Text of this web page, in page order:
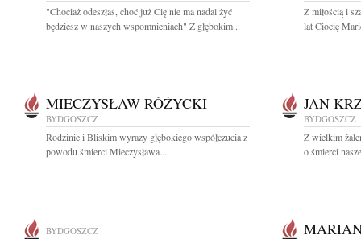
"Chociaż odeszłaś, choć już Cię nie ma nadal żyć
będziesz w naszych wspomnieniach" Z głębokim...
Z miłością i
lat Ciocię
MIECZYSŁAW RÓŻYCKI
BYDGOSZCZ
Rodzinie i Bliskim wyrazy głębokiego współczucia z
powodu śmierci Mieczysława...
JAN
BYDGOSZCZ
Z wielkim
o śmierci
BYDGOSZCZ